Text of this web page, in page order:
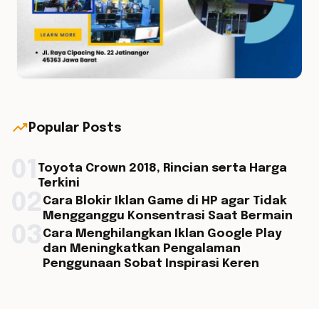
trending_up Popular Posts
Toyota Crown 2018, Rincian serta Harga
Terkini
Cara Blokir Iklan Game di HP agar Tidak
Mengganggu Konsentrasi Saat Bermain
Cara Menghilangkan Iklan Google Play
dan Meningkatkan Pengalaman
Penggunaan Sobat Inspirasi Keren